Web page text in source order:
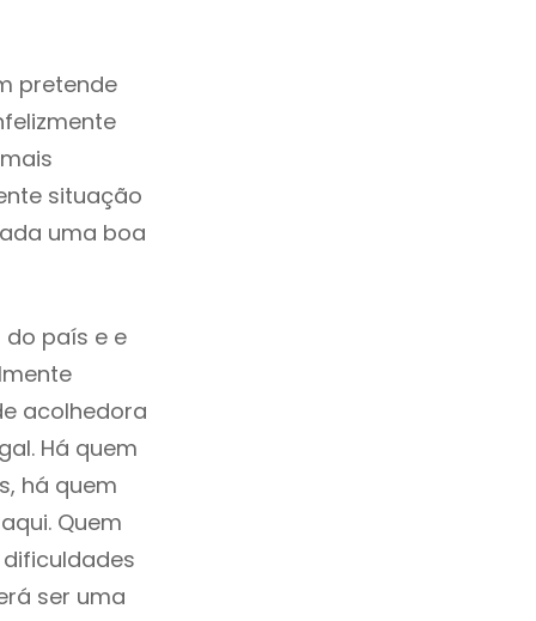
pretende
situação
uma boa
país e e
acolhedora
Há quem
há quem
Quem
ser uma